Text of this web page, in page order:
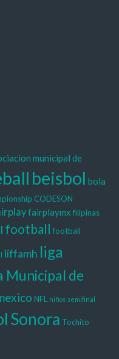
municipal de
beisbol bola
CODESON
fairplaymx filipinas
football football
liffamh liga
Municipal de
NFL niños semifinal
Sonora Tochito